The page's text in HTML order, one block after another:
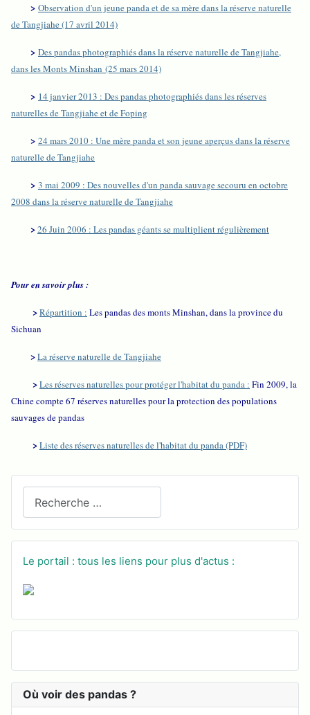
Le portail : tous les liens pour plus d'actus :
Où voir des pandas ?
> Observation d'un jeune panda et de sa mère dans la réserve naturelle
de Tangjiahe (17 avril 2014)
> Des pandas photographiés dans la réserve naturelle de Tangjiahe,
dans les Monts Minshan (25 mars 2014)
> 14 janvier 2013 : Des pandas photographiés dans les réserves
naturelles de Tangjiahe et de Foping
> 24 mars 2010 : Une mère panda et son jeune aperçus dans la réserve
naturelle de Tangjiahe
> 3 mai 2009 : Des nouvelles d'un panda sauvage secouru en octobre
2008 dans la réserve naturelle de Tangjiahe
>26 Juin 2006 : Les pandas géants se multiplient régulièrement
Pour en savoir plus :
>Répartition : Les pandas des monts Minshan, dans la province du
Sichuan
>La réserve naturelle de Tangjiahe
>Les réserves naturelles pour protéger l'habitat du panda : Fin 2009, la
Chine compte 67 réserves naturelles pour la protection des populations
sauvages de pandas
>Liste des réserves naturelles de l'habitat du panda (PDF)